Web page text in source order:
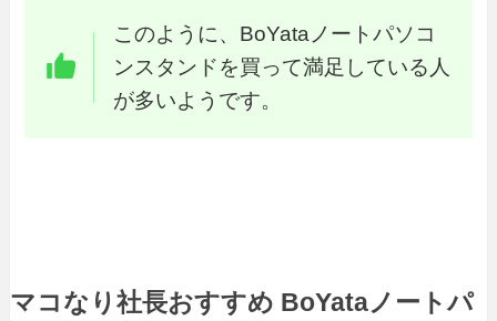
このように、BoYataノートパソコ
ンスタンドを買って満足している人
が多いようです。
マコなり社長おすすめ BoYataノートパ